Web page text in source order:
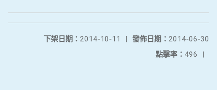
發佈日期： 2014-06-30
下架日期： 2014-10-11
|
點擊率： 496 |